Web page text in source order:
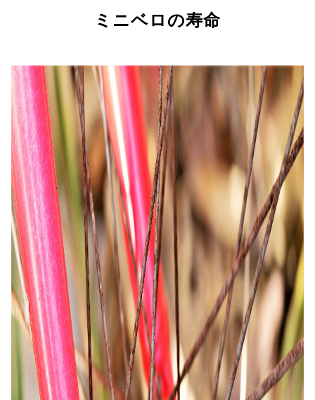
ミニベロの寿命